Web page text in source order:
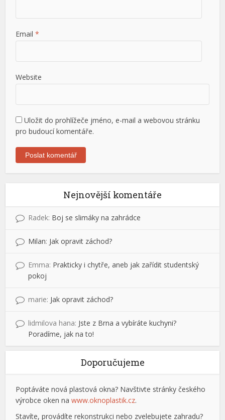
Email *
Website
Uložit do prohlížeče jméno, e-mail a webovou stránku
pro budoucí komentáře.
Nejnovější komentáře
Radek: Boj se slimáky na zahrádce
Milan: Jak opravit záchod?
Emma: Prakticky i chytře, aneb jak zařídit studentský
pokoj
marie: Jak opravit záchod?
lidmilova hana: Jste z Brna a vybíráte kuchyni?
Poradíme, jak na to!
Doporučujeme
Poptáváte nová plastová okna? Navštivte stránky českého
výrobce oken nawww.oknoplastik.cz.
Stavíte, provádíte rekonstrukci nebo zvelebujete zahradu?